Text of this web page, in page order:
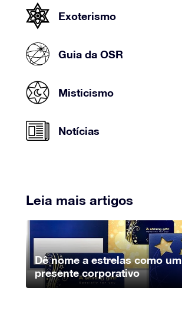
Exoterismo
Guia da OSR
Misticismo
Notícias
Leia mais artigos
Dê nome a estrelas como um
presente corporativo